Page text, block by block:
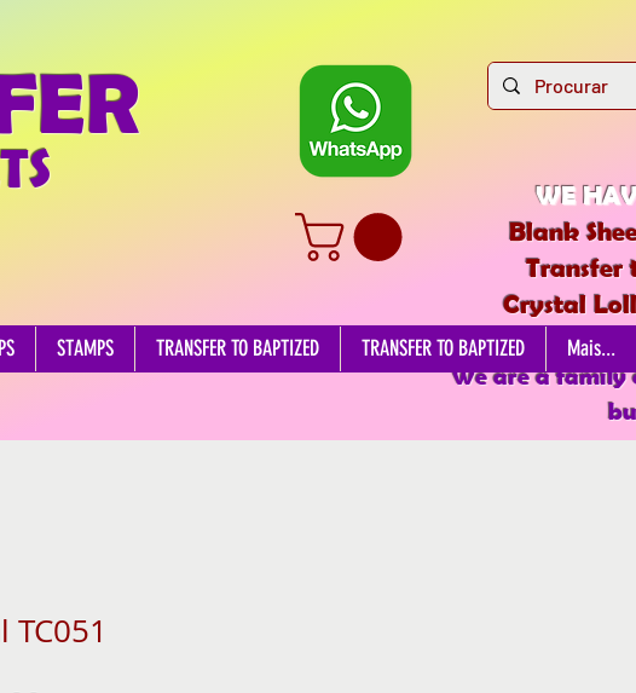
WE
Blank
Transfer
Crystal
We are a family
STAMPS TRANSFER TO BAPTIZED TRANSFER TO BAPTIZED Mais...
TC051